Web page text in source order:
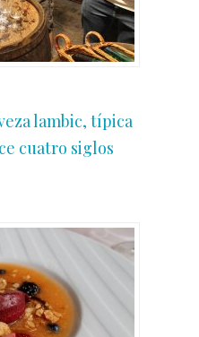
lambic, típica
cuatro siglos